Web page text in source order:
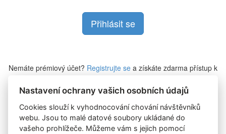
Nemáte prémiový účet? Registrujte se a získáte zdarma přístup k
Zapomněli jste heslo?
Nastavení ochrany vašich osobních údajů
Cookies slouží k vyhodnocování chování návštěvníků
webu. Jsou to malé datové soubory ukládané do
vašeho prohlížeče. Můžeme vám s jejich pomocí